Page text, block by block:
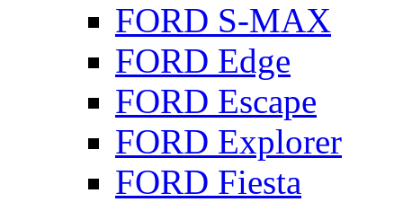
FORD S-MAX
FORD Edge
FORD Escape
FORD Explorer
FORD Fiesta